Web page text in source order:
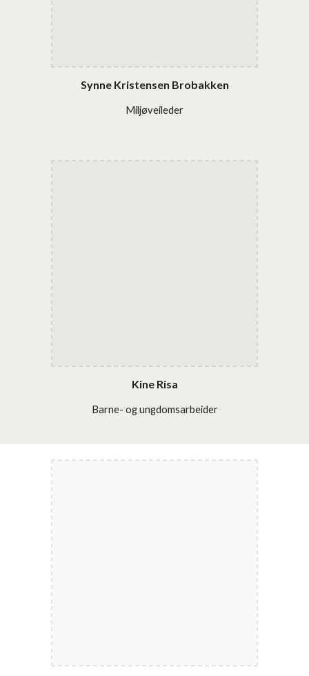
Synne Kristensen Brobakken
Miljøveileder
Kine Risa
Barne- og ungdomsarbeider